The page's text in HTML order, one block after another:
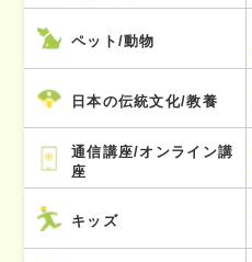
ペット/動物
日本の伝統文化/教養
通信講座/オンライン講
座
キッズ